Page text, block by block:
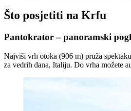
Što posjetiti na Krfu
Pantokrator – panoramski
Najviši vrh otoka (906 m) pruža
za vedrih dana, Italiju. Do vrha možete